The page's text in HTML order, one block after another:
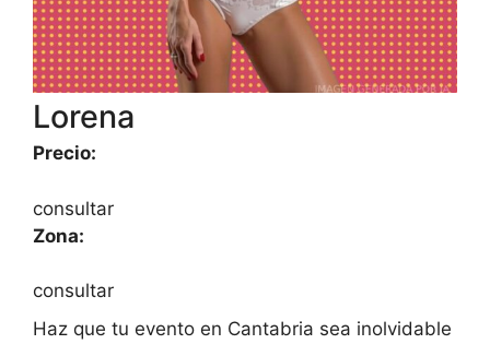
Lorena
Precio:
consultar
Zona:
consultar
Haz que tu evento en Cantabria sea inolvidable